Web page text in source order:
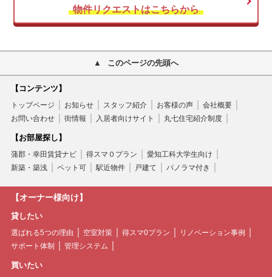
物件リクエストはこちらから
このページの先頭へ
【コンテンツ】
トップページ お知らせ スタッフ紹介 お客様の声
会社概要
お問い合わせ
街情報 入居者向けサイト 丸七住宅紹介制度
【お部屋探し】
蒲郡・幸田賃貸ナビ 得スマ０プラン
愛知工科大学生向け
新築・築浅
ペット可 駅近物件 戸建て パノラマ付き
【オーナー様向け】
貸したい
選ばれる5つの理由 空室対策 得スマ0プラン
リノベーション事例
サポート体制
管理システム
買いたい